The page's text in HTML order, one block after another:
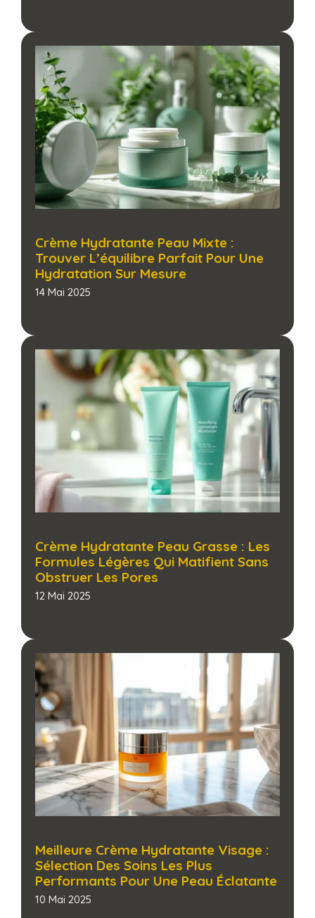
Crème Hydratante Peau Mixte :
Trouver L’équilibre Parfait Pour Une
Hydratation Sur Mesure​
14 Mai 2025
Crème Hydratante Peau Grasse : Les
Formules Légères Qui Matifient Sans
Obstruer Les Pores​
12 Mai 2025
Meilleure Crème Hydratante Visage :
Sélection Des Soins Les Plus
Performants Pour Une Peau Éclatante​
10 Mai 2025